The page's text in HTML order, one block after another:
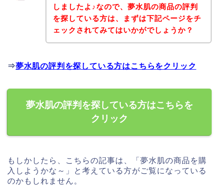
しましたよ♪なので、夢水肌の商品の評判
を探している方は、まずは下記ページをチ
ェックされてみてはいかがでしょうか？
⇒夢水肌の評判を探している方はこちらをクリック
夢水肌の評判を探している方はこちらを
クリック
もしかしたら、こちらの記事は、「夢水肌の商品を購
入しようかな～」と考えている方がご覧になっている
のかもしれません。